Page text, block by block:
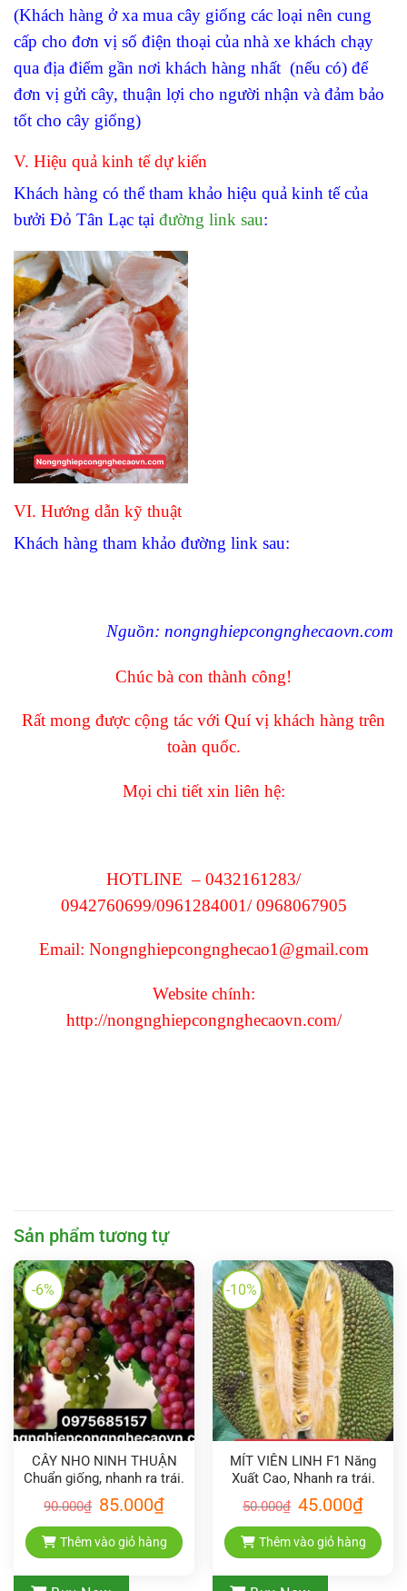
(Khách hàng ở xa mua cây giống các loại nên cung
cấp cho đơn vị số điện thoại của nhà xe khách chạy
qua địa điểm gần nơi khách hàng nhất (nếu có) để
đơn vị gửi cây, thuận lợi cho người nhận và đảm bảo
tốt cho cây giống)
V. Hiệu quả kinh tế dự kiến
Khách hàng có thể tham khảo hiệu quả kinh tế của
bưởi Đỏ Tân Lạc tại đường link sau:
VI. Hướng dẫn kỹ thuật
Khách hàng tham khảo đường link sau:
Nguồn: nongnghiepcongnghecaovn.com
Chúc bà con thành công!
Rất mong được cộng tác với Quí vị khách hàng trên
toàn quốc.
Mọi chi tiết xin liên hệ:
HOTLINE – 0432161283/
0942760699/0961284001/ 0968067905
Email: Nongnghiepcongnghecao1@gmail.com
Website chính:
http://nongnghiepcongnghecaovn.com/
Sản phẩm tương tự
-6%
CÂY NHO NINH THUẬN
Chuẩn giống, nhanh ra trái.
90.000₫ Giá
gốc
là:
90.000₫.
85.000₫Giá
hiện
tại
85.000₫.
Thêm vào giỏ hàng
-10%
MÍT VIÊN LINH F1 Năng
Xuất Cao, Nhanh ra trái.
50.000₫
Giá
gốc
là:
50.000₫.
45.000₫Giá
hiện
tại
Thêm vào giỏ hàng